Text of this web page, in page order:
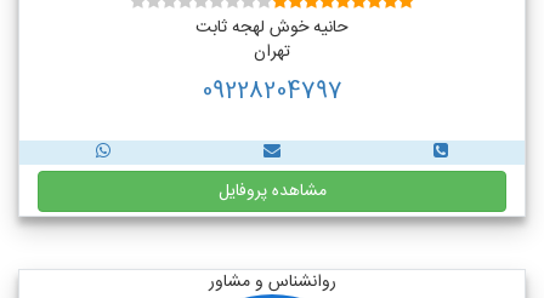
حانیه خوش لهجه ثابت
تهران
09228204797
مشاهده پروفایل
روانشناس و مشاور